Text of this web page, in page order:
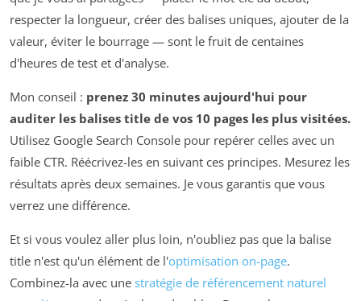
respecter la longueur, créer des balises uniques, ajouter de la
valeur, éviter le bourrage — sont le fruit de centaines
d'heures de test et d'analyse.
Mon conseil : prenez 30 minutes aujourd'hui pour
auditer les balises title de vos 10 pages les plus visitées.
Utilisez Google Search Console pour repérer celles avec un
faible CTR. Réécrivez-les en suivant ces principes. Mesurez les
résultats après deux semaines. Je vous garantis que vous
verrez une différence.
Et si vous voulez aller plus loin, n'oubliez pas que la balise
title n'est qu'un élément de l'optimisation on-page.
Combinez-la avec une stratégie de référencement naturel